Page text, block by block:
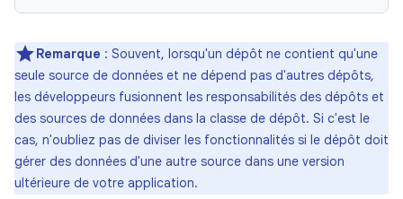
Remarque : Souvent, lorsqu'un dépôt ne contient qu'une
seule source de données et ne dépend pas d'autres dépôts,
les développeurs fusionnent les responsabilités des dépôts et
des sources de données dans la classe de dépôt. Si c'est le
cas, n'oubliez pas de diviser les fonctionnalités si le dépôt doit
gérer des données d'une autre source dans une version
ultérieure de votre application.